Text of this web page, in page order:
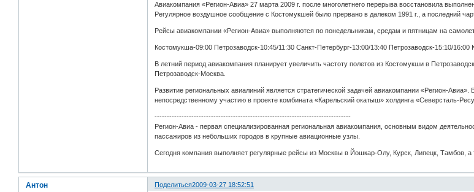
Авиакомпания «Регион-Авиа» 27 марта 2009 г. после многолетнего перерыва восстановила
Регулярное воздушное сообщение с Костомукшей было прервано в далеком 1991 г., а последний
Рейсы авиакомпании «Регион-Авиа» выполняются по понедельникам, средам и пятницам на
Костомукша-09:00 Петрозаводск-10:45/11:30 Санкт-Петербург-13:00/13:40 Петрозаводск-15:10/16:00
В летний период авиакомпания планирует увеличить частоту полетов из Костомукши в
Петрозаводск-Москва.
Развитие региональных авиалиний является стратегической задачей авиакомпании «Регион-
непосредственному участию в проекте комбината «Карельский окатыш» холдинга «Северсталь-
--------------------------------------------------------------------------------
Регион-Авиа - первая специализированная региональная авиакомпания, основным видом
пассажиров из небольших городов в крупные авиационные узлы.
Сегодня компания выполняет регулярные рейсы из Москвы в Йошкар-Олу, Курск, Липецк, Тамбов,
Поделиться2009-03-27 18:52:51
Антон